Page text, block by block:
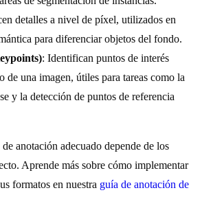
detalles a nivel de píxel, utilizados en
para diferenciar objetos del fondo.
: Identifican puntos de interés
de una imagen, útiles para tareas como la
y la detección de puntos de referencia
anotación adecuado depende de los
Aprende más sobre cómo implementar
formatos en nuestra guía de anotación de